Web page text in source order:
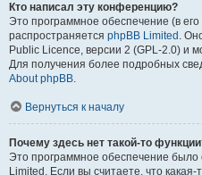
Кто написал эту конференцию?
Это программное обеспечение (в
распространяется phpBB Limited .
Public Licence, версии 2 (GPL-2.0) и
Для получения более подробных
About phpBB.
Вернуться к началу
Почему здесь нет такой-то
Это программное обеспечение
Limited. Если вы считаете, что